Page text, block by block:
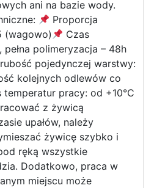
ani na bazie wody.
Proporcja
(wagowo)
Czas
polimeryzacja – 48h
pojedynczej warstwy:
kolejnych odlewów co
temperatur pracy: od +10°C
z żywicą
upałów, należy
żywicę szybko i
ręką wszystkie
Dodatkowo, praca w
miejscu może